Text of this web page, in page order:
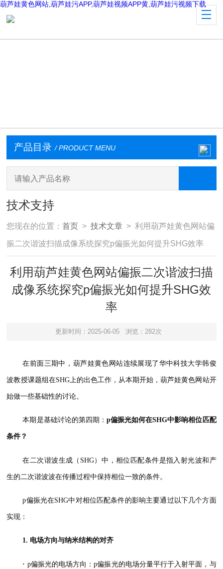
葫芦娃黄色网站,葫芦娃污APP,葫芦娃视频APP黄,葫芦娃污视频下载
产品目录 / PRODUCT MENU
技术支持
您现在的位置：首页 >技术文章 > 利用葫芦娃黄色网站偏
振二次谐波扫描成像系统探究p偏振光如何提升SHG效率
利用葫芦娃黄色网站偏振二次谐波扫描
成像系统探究p偏振光如何提升SHG效
率
更新时间：2025-06-05 浏览：282次
在前面三期中，葫芦娃黄色网站连续展现了华中科技大学韩俊
波教授课题组在SHG上的出色工作，从本期开始，葫芦娃黄色网站开
始做一些基础性的讨论。
本期是基础讨论的第四期： p偏振光如何在SHG中影响相位匹配
条件？
在二次谐波生成（SHG）中，相位匹配条件是指入射光波和产
生的二次谐波波在传播过程中保持相位一致的条件。
p偏振光在SHG中对相位匹配条件的影响主要通过以下几个方面
实现：
1. 电场方向与纳米结构的对齐
· p偏振光的电场方向：p偏振光的电场分量平行于入射平面，与